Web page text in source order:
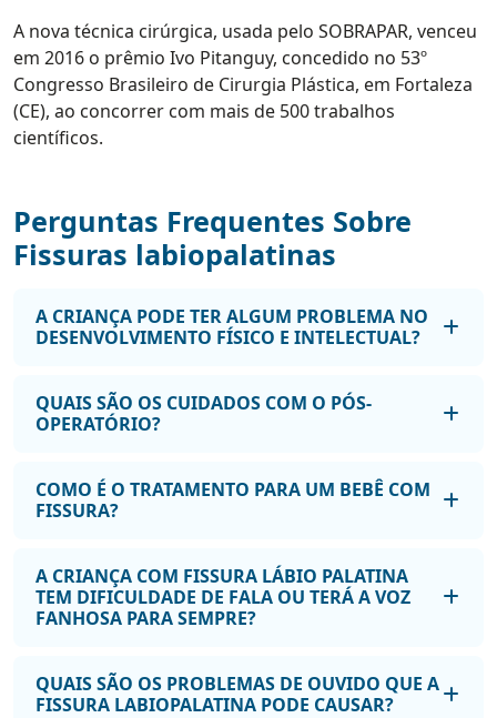
A nova técnica cirúrgica, usada pelo SOBRAPAR, venceu
em 2016 o prêmio Ivo Pitanguy, concedido no 53º
Congresso Brasileiro de Cirurgia Plástica, em Fortaleza
(CE), ao concorrer com mais de 500 trabalhos
científicos.
Perguntas Frequentes Sobre
Fissuras labiopalatinas
A CRIANÇA PODE TER ALGUM PROBLEMA NO
DESENVOLVIMENTO FÍSICO E INTELECTUAL?
QUAIS SÃO OS CUIDADOS COM O PÓS-
OPERATÓRIO?
COMO É O TRATAMENTO PARA UM BEBÊ COM
FISSURA?
A CRIANÇA COM FISSURA LÁBIO PALATINA
TEM DIFICULDADE DE FALA OU TERÁ A VOZ
FANHOSA PARA SEMPRE?
QUAIS SÃO OS PROBLEMAS DE OUVIDO QUE A
FISSURA LABIOPALATINA PODE CAUSAR?